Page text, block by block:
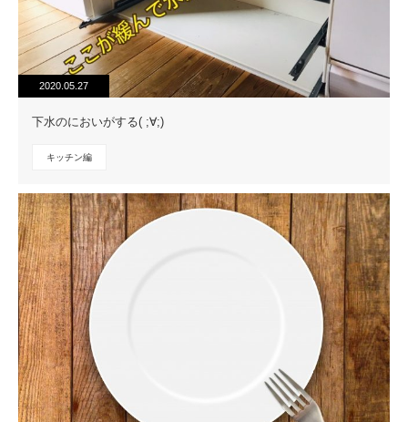
2020.05.27
下水のにおいがする( ;∀;)
キッチン編